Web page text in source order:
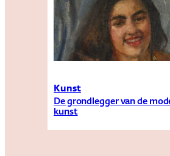
Kunst
De grondlegger van de
kunst